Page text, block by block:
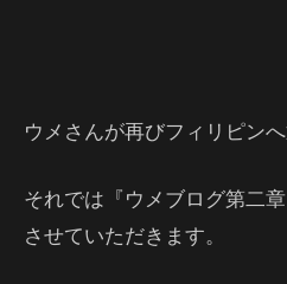
ウメさんが再びフィリピンへ
それでは『ウメブログ第二
させていただきます。